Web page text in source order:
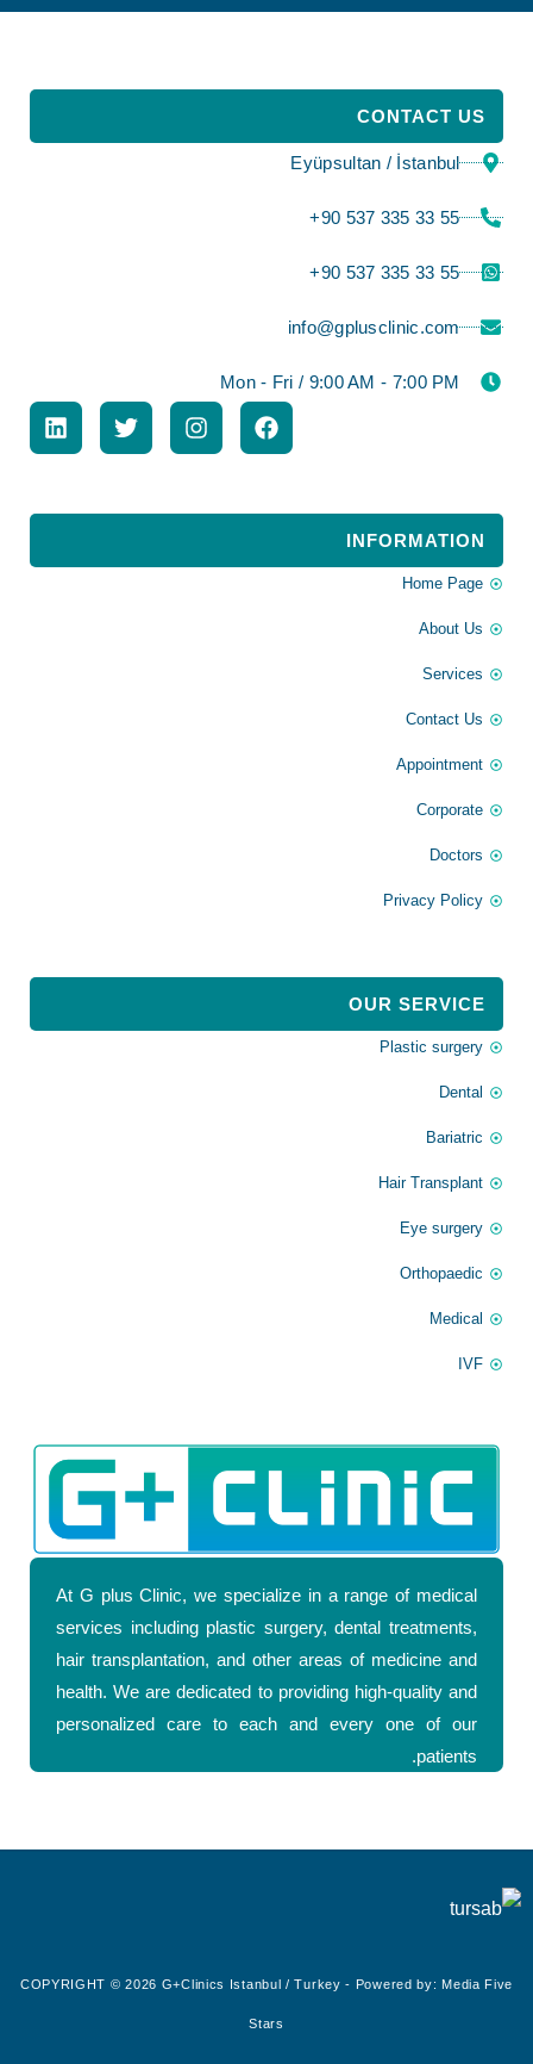
CONTACT US
Eyüpsultan / İstanbul
⁦+90 537 335 33 55⁩
⁦+90 537 335 33 55⁩
info@gplusclinic.com
Mon - Fri / 9:00 AM - 7:00 PM
INFORMATION
Home Page
About Us
Services
Contact Us
Appointment
Corporate
Doctors
Privacy Policy
OUR SERVICE
Plastic surgery
Dental
Bariatric
Hair Transplant
Eye surgery
Orthopaedic
Medical
IVF
At G plus Clinic, we specialize in a range of medical
services including plastic surgery, dental treatments,
hair transplantation, and other areas of medicine and
health. We are dedicated to providing high-quality and
personalized care to each and every one of our
patients.
COPYRIGHT © 2026 G+Clinics Istanbul / Turkey - Powered by:Media Five
Stars